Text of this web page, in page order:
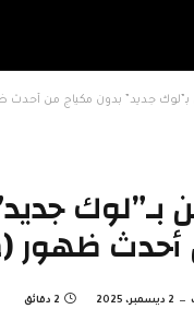
جديد” بدون مكياج من
أحدث ظهور
2 ديسمبر، 2025 2 دقائق